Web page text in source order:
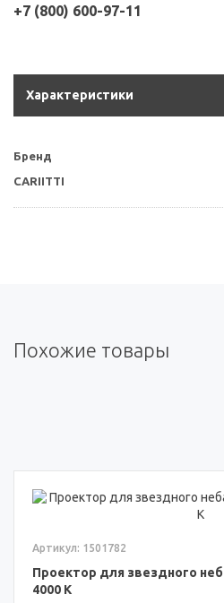
+7 (800) 600-97-11
Характеристики
Бренд
CARIITTI
Похожие товары
Артикул: 1501782
Проектор для звездного
4000 K